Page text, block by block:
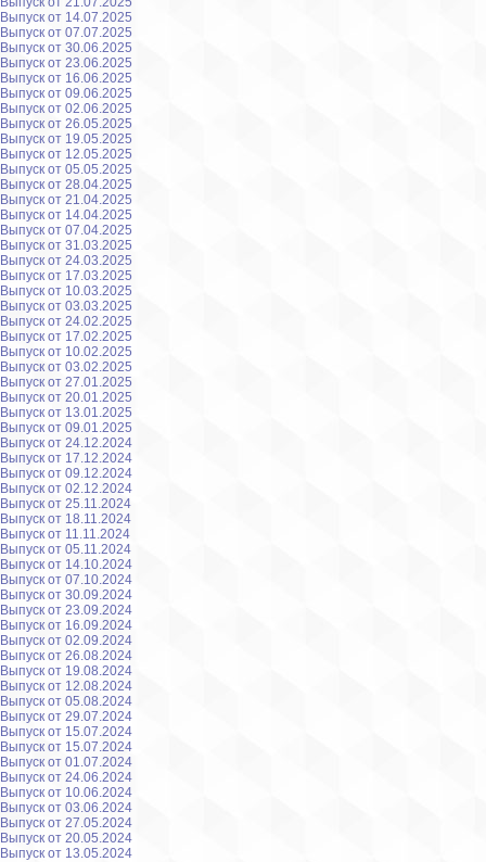
Выпуск от 14.07.2025
Выпуск от 07.07.2025
Выпуск от 30.06.2025
Выпуск от 23.06.2025
Выпуск от 16.06.2025
Выпуск от 09.06.2025
Выпуск от 02.06.2025
Выпуск от 26.05.2025
Выпуск от 19.05.2025
Выпуск от 12.05.2025
Выпуск от 05.05.2025
Выпуск от 28.04.2025
Выпуск от 21.04.2025
Выпуск от 14.04.2025
Выпуск от 07.04.2025
Выпуск от 31.03.2025
Выпуск от 24.03.2025
Выпуск от 17.03.2025
Выпуск от 10.03.2025
Выпуск от 03.03.2025
Выпуск от 24.02.2025
Выпуск от 17.02.2025
Выпуск от 10.02.2025
Выпуск от 03.02.2025
Выпуск от 27.01.2025
Выпуск от 20.01.2025
Выпуск от 13.01.2025
Выпуск от 09.01.2025
Выпуск от 24.12.2024
Выпуск от 17.12.2024
Выпуск от 09.12.2024
Выпуск от 02.12.2024
Выпуск от 25.11.2024
Выпуск от 18.11.2024
Выпуск от 11.11.2024
Выпуск от 05.11.2024
Выпуск от 14.10.2024
Выпуск от 07.10.2024
Выпуск от 30.09.2024
Выпуск от 23.09.2024
Выпуск от 16.09.2024
Выпуск от 02.09.2024
Выпуск от 26.08.2024
Выпуск от 19.08.2024
Выпуск от 12.08.2024
Выпуск от 05.08.2024
Выпуск от 29.07.2024
Выпуск от 15.07.2024
Выпуск от 15.07.2024
Выпуск от 01.07.2024
Выпуск от 24.06.2024
Выпуск от 10.06.2024
Выпуск от 03.06.2024
Выпуск от 27.05.2024
Выпуск от 20.05.2024
Выпуск от 13.05.2024